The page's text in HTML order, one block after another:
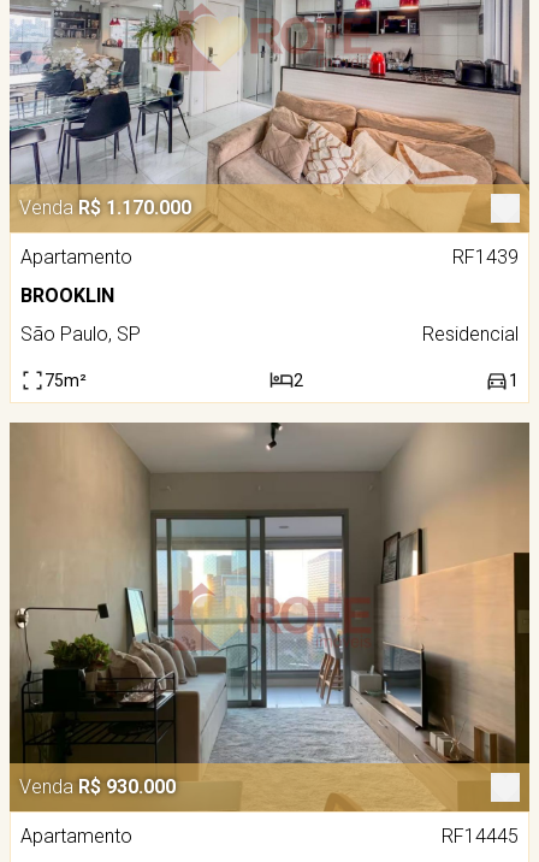
Venda R$ 1.170.000
Apartamento
RF1439
BROOKLIN
São Paulo, SP
Residencial
75m² 2 1
Venda R$ 930.000
Apartamento
RF14445